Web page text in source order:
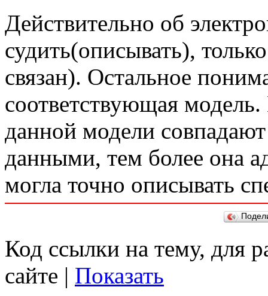
Действительно об
судить(описывать),
связан). Остальное
соответствующая
данной модели
данными, тем более она
могла точно описывать
Код ссылки на тему, для
сайте | Показать